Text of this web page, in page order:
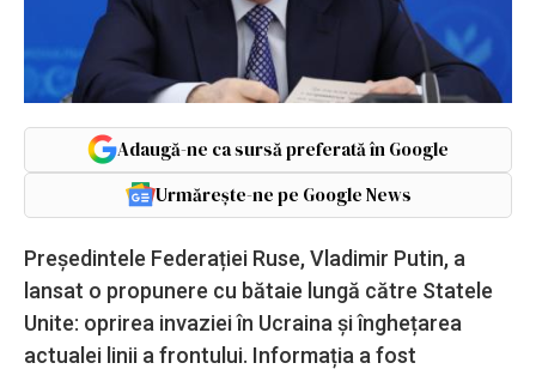
Adaugă-ne ca sursă preferată în Google
Urmărește-ne pe Google News
Președintele Federației Ruse, Vladimir Putin, a
lansat o propunere cu bătaie lungă către Statele
Unite: oprirea invaziei în Ucraina și înghețarea
actualei linii a frontului. Informația a fost